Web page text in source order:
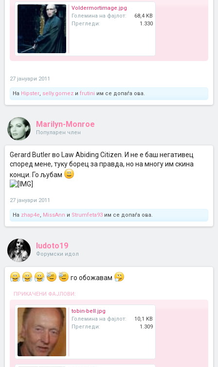
Voldermortimage.jpg
Големина на фајлот:
68,4 KB
Прегледи:
1.330
27 јануари 2011
На Hipster, selly.gomez и frutini им се допаѓа ова.
Marilyn-Monroe
Популарен член
Gerard Butler во Law Abiding Citizen. И не е баш негативец
според мене, туку борец за правда, но на многу им скина
конци. Го љубам
27 јануари 2011
На zhap4e, MissAnn и Strumfeta93 им се допаѓа ова.
ludoto19
Форумски идол
го обожавам
ПРИКАЧЕНИ ФАЈЛОВИ:
tobin-bell.jpg
Големина на фајлот:
10,1 KB
Прегледи:
1.309